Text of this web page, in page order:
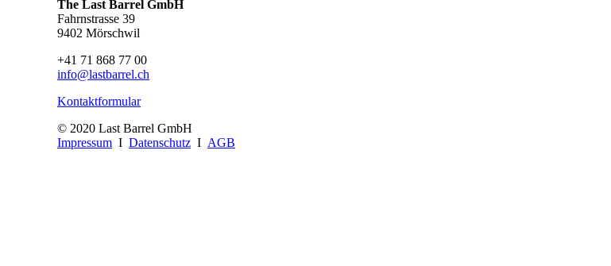
The Last Barrel GmbH
Fahrnstrasse 39
9402 Mörschwil
+41 71 868 77 00
info@lastbarrel.ch
Kontaktformular
© 2020 Last Barrel GmbH
Impressum I Datenschutz I AGB